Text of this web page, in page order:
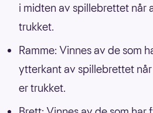
i midten av spillebrettet når
trukket.
Ramme: Vinnes av de som
ytterkant av spillebrettet
er trukket.